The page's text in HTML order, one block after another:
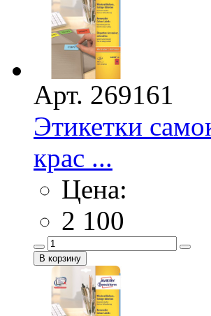
Арт. 269161
Этикетки
крас ...
Цена:
2 100